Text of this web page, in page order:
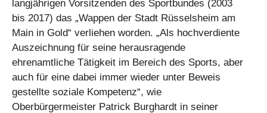
langjährigen Vorsitzenden des Sportbundes (2003
bis 2017) das „Wappen der Stadt Rüsselsheim am
Main in Gold“ verliehen worden. „Als hochverdiente
Auszeichnung für seine herausragende
ehrenamtliche Tätigkeit im Bereich des Sports, aber
auch für eine dabei immer wieder unter Beweis
gestellte soziale Kompetenz“, wie
Oberbürgermeister Patrick Burghardt in seiner